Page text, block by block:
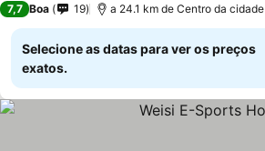
7,7 Boa 19 a 24.1 km de Centro da cidade
Selecione as datas para ver os preços
exatos.